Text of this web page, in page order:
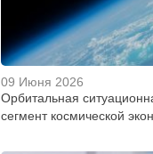
09 Июня 2026
Орбитальная
сегмент космической